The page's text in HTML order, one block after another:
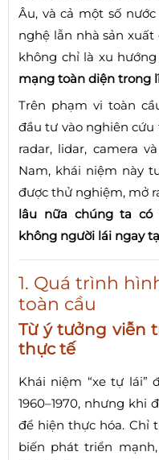
Âu, và cả một số
nghệ lẫn nhà sản
không chỉ là xu
mạng toàn diện trong
Trên phạm vi toàn
đầu tư vào nghiên cứu
radar, lidar, camera
Nam, khái niệm này
được thử nghiệm, mở
lâu nữa chúng ta
không người lái ngay
1. Quá trình
toàn cầu
Từ ý tưởng viễn
thực tế
Khái niệm “xe tự lái”
1960–1970, nhưng khi
để hiện thực hóa. Chỉ
biến phát triển